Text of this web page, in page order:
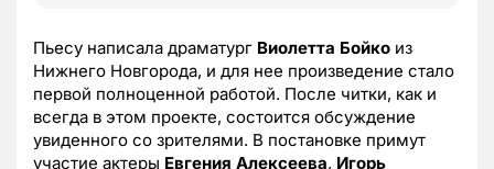
Пьесу написала драматург Виолетта Бойко из
Нижнего Новгорода, и для нее произведение стало
первой полноценной работой. После читки, как и
всегда в этом проекте, состоится обсуждение
увиденного со зрителями. В постановке примут
участие актеры Евгения Алексеева, Игорь